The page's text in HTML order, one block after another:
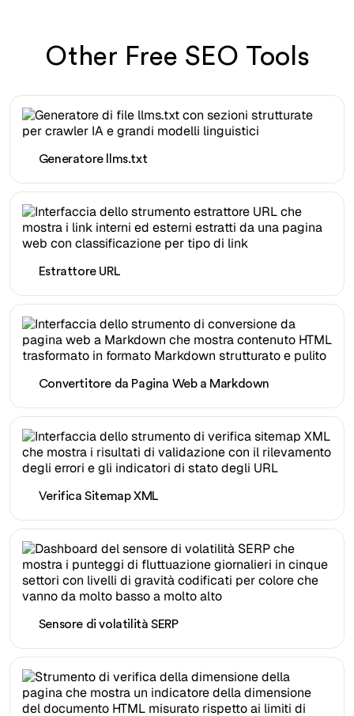
Other Free SEO Tools
Generatore llms.txt
Estrattore URL
Convertitore da Pagina Web a Markdown
Verifica Sitemap XML
Sensore di volatilità SERP